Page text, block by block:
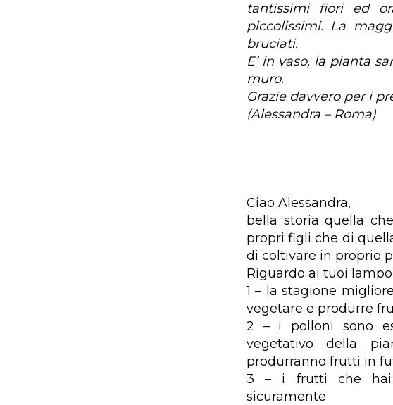
tantissimi fiori ed
piccolissimi. La
bruciati.
E’ in vaso, la pianta
muro.
Grazie davvero per i
(Alessandra – Roma)
Ciao Alessandra,
bella storia quella
propri figli che di
di coltivare in proprio
Riguardo ai tuoi
1 – la stagione
vegetare e produrre
2 – i polloni sono
vegetativo della
produrranno frutti in
3 – i frutti che hai
sicuramente